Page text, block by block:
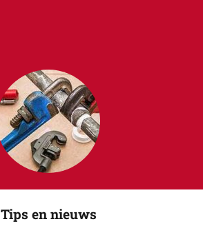
Tips en nieuws